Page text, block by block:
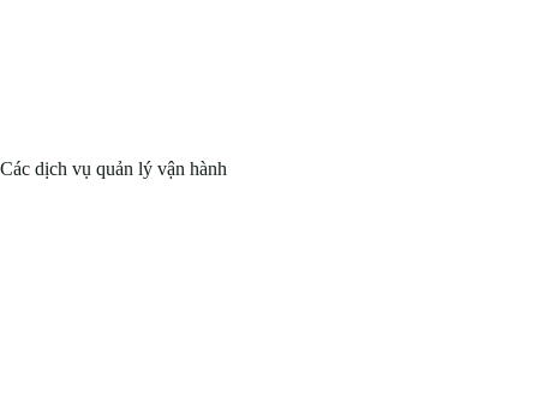
Các dịch vụ quản lý vận hành